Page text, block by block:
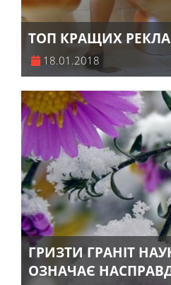
ТОП КРАЩИХ
18.01.2018
ГРИЗТИ ГРАНІТ
ОЗНАЧАЄ